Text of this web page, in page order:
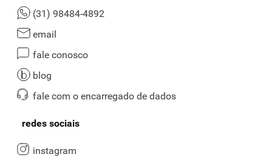
(31) 98484-4892
email
fale conosco
blog
fale com o encarregado de dados
redes sociais
instagram